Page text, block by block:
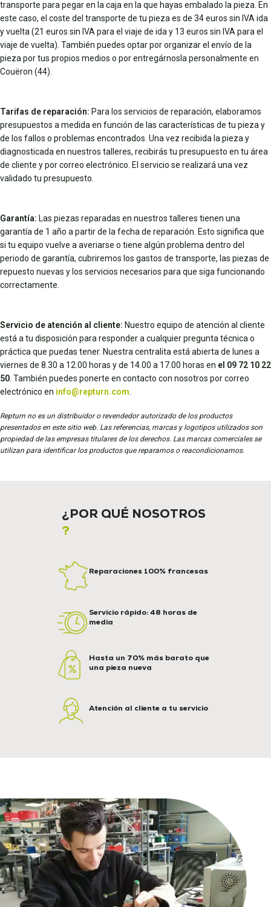
transporte para pegar en la caja en la que hayas embalado la pieza. En
este caso, el coste del transporte de tu pieza es de 34 euros sin IVA ida
y vuelta (21 euros sin IVA para el viaje de ida y 13 euros sin IVA para el
viaje de vuelta). También puedes optar por organizar el envío de la
pieza por tus propios medios o por entregárnosla personalmente en
Couëron (44).
Tarifas de reparación: Para los servicios de reparación, elaboramos
presupuestos a medida en función de las características de tu pieza y
de los fallos o problemas encontrados. Una vez recibida la pieza y
diagnosticada en nuestros talleres, recibirás tu presupuesto en tu área
de cliente y por correo electrónico. El servicio se realizará una vez
validado tu presupuesto.
Garantía: Las piezas reparadas en nuestros talleres tienen una
garantía de 1 año a partir de la fecha de reparación. Esto significa que
si tu equipo vuelve a averiarse o tiene algún problema dentro del
periodo de garantía, cubriremos los gastos de transporte, las piezas de
repuesto nuevas y los servicios necesarios para que siga funcionando
correctamente.
Servicio de atención al cliente: Nuestro equipo de atención al cliente
está a tu disposición para responder a cualquier pregunta técnica o
práctica que puedas tener. Nuestra centralita está abierta de lunes a
viernes de 8.30 a 12.00 horas y de 14.00 a 17.00 horas en el 09 72 10 22
50 . También puedes ponerte en contacto con nosotros por correo
electrónico en info@repturn.com
Repturn no es un distribuidor o revendedor autorizado de los productos
presentados en este sitio web. Las referencias, marcas y logotipos utilizados son
propiedad de las empresas titulares de los derechos. Las marcas comerciales se
utilizan para identificar los productos que reparamos o reacondicionamos.
¿POR QUÉ NOSOTROS
?
Reparaciones 100% francesas
Servicio rápido: 48 horas de
media
Hasta un 70% más barato que
una pieza nueva
Atención al cliente a tu servicio